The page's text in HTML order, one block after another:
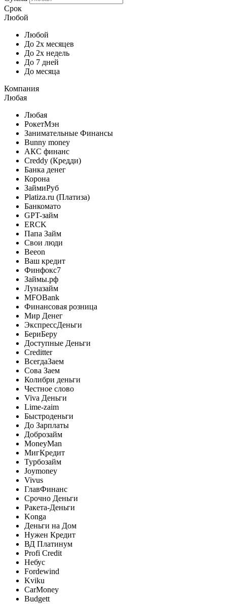
Срок
Любой
Любой
До 2х месяцев
До 2х недель
До 7 дней
До месяца
Компания
Любая
Любая
РокетМэн
Занимательные Финансы
Bunny money
АКС финанс
Creddy (Кредди)
Банка денег
Корона
ЗаймиРуб
Platiza.ru (Платиза)
Банкомато
GPT-займ
ERCK
Папа Займ
Свои люди
Beeon
Ваш кредит
Финфокс7
Займы.рф
Луназайм
MFOBank
Финансовая розница
Мир Денег
ЭкспрессДеньги
БериБеру
Доступные Деньги
Creditter
ВсегдаЗаем
Сова Заем
Колибри деньги
Честное слово
Viva Деньги
Lime-zaim
Быстроденьги
До Зарплаты
Доброзайм
MoneyMan
МигКредит
Турбозайм
Joymoney
Vivus
ГлавФинанс
Срочно Деньги
Ракета-Деньги
Konga
Деньги на Дом
Нужен Кредит
ВД Платинум
Profi Credit
Небус
Fordewind
Kviku
CarMoney
Budgett